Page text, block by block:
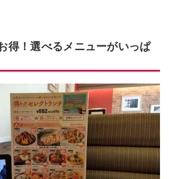
得！選べるメニューがいっぱ